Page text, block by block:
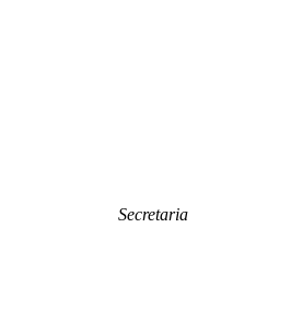
Secretaria